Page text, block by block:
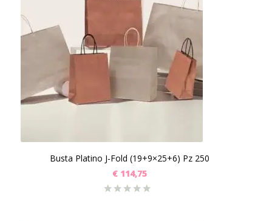
Busta Platino J-Fold (19+9×25+6) Pz 250
€ 114,75